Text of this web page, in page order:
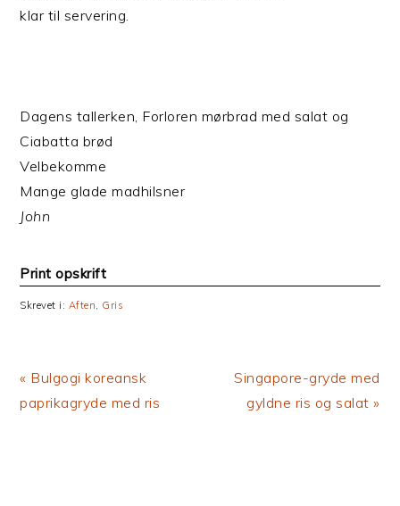
klar til servering.
Dagens tallerken, Forloren mørbrad med salat og
Ciabatta brød
Velbekomme
Mange glade madhilsner
John
Print opskrift
Skrevet i: Aften, Gris
Previous
Post:
« Bulgogi koreansk
paprikagryde med ris
Next
Post:
Singapore-gryde med
gyldne ris og salat »